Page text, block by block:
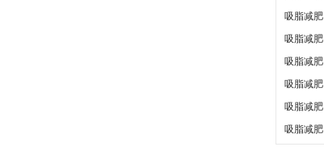
吸脂减肥
吸脂减肥
吸脂减肥
吸脂减肥
吸脂减肥
吸脂减肥